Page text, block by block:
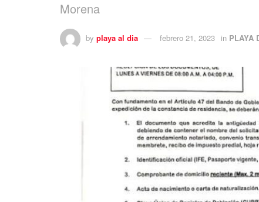
Morena
by playa al dia febrero 21, 2023 in PLAYA